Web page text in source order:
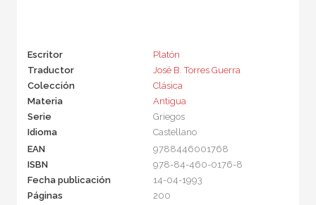
Escritor
Platón
Traductor
José B. Torres Guerra
Colección
Clásica
Materia
Antigua
Serie
Griegos
Idioma
Castellano
EAN
9788446001768
ISBN
978-84-460-0176-8
Fecha publicación
14-04-1993
Páginas
200